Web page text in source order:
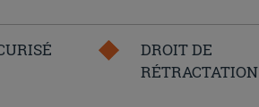
DROIT DE
RÉTRACTATION